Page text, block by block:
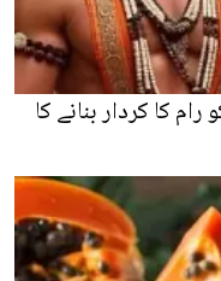
کا کردار بنانے کا